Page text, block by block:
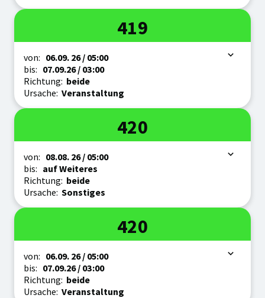
Linie
419
Zeitraum
von: 06.09. 26/ 05:00
bis: 07.09.26/ 03:00
Richtung: beide
Ursache: Veranstaltung
Linie
420
Zeitraum
von: 08.08. 26/ 05:00
bis: auf Weiteres
Richtung: beide
Ursache: Sonstiges
Linie
420
Zeitraum
von: 06.09. 26/ 05:00
bis: 07.09.26/ 03:00
Richtung: beide
Ursache: Veranstaltung